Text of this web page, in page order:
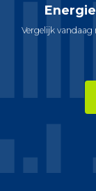
Vergelijk vandaag